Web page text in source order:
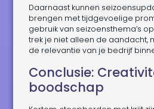
Daarnaast kunnen
brengen met tijdgevoelige
gebruik van seizoensthema’s
trek je niet alleen de aandacht,
de relevantie van je bedrijf
Conclusie:
boodschap